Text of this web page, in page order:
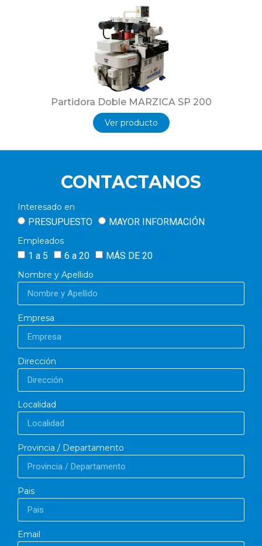
Partidora Doble MARZICA SP 200
Ver producto
CONTACTANOS
Interesado en
PRESUPUESTO MAYOR INFORMACIÓN
Empleados
1 a 5 6 a 20 MÁS DE 20
Nombre y Apellido
Empresa
Dirección
Localidad
Provincia / Departamento
Pais
Email